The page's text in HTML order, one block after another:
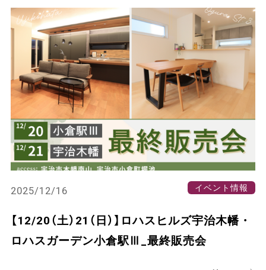
2025/12/16 イベント情報
【12/20（土）21（日）】ロハスヒルズ宇治木幡・
ロハスガーデン小倉駅Ⅲ_最終販売会